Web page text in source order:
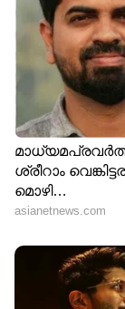
സംഗമത്തിന്
കൊളുത്തി.
നൽകി. മെയ്‌
നിങ്ങൾ
ഒക്കെ